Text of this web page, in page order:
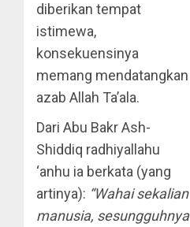
diberikan tempat
istimewa,
konsekuensinya
memang mendatangkan
azab Allah Ta’ala.
Dari Abu Bakr Ash-
Shiddiq radhiyallahu
‘anhu ia berkata (yang
artinya): “Wahai sekalian
manusia, sesungguhnya